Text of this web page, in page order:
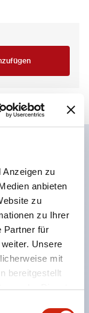
Anzeigen zu
anbieten
zu
zu Ihrer
Partner für
Unsere
mit
bereitgestellt
der Dienste
Bis zu 800
mindestens
Mail,
bis zu
App für